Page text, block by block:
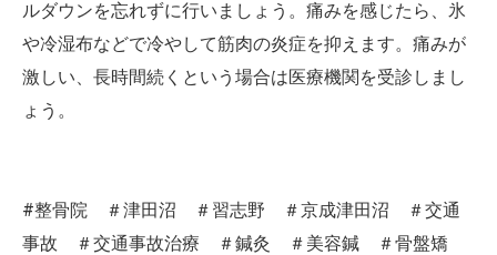
ルダウンを忘れずに行いましょう。痛みを感じたら、氷
や冷湿布などで冷やして筋肉の炎症を抑えます。痛みが
激しい、長時間続くという場合は医療機関を受診しまし
ょう。
#整骨院 ＃津田沼 ＃習志野 ＃京成津田沼 ＃交通
事故 ＃交通事故治療 ＃鍼灸 ＃美容鍼 ＃骨盤矯